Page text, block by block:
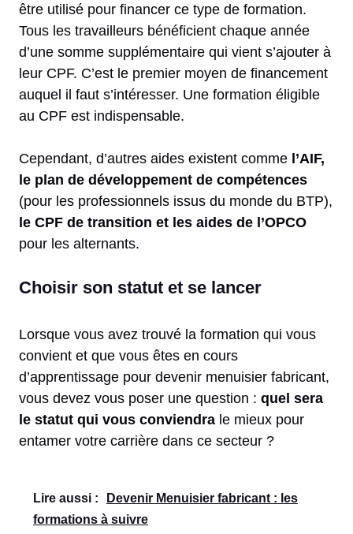
être utilisé pour financer ce type de formation.
Tous les travailleurs bénéficient chaque année
d’une somme supplémentaire qui vient s’ajouter à
leur CPF. C’est le premier moyen de financement
auquel il faut s’intéresser. Une formation éligible
au CPF est indispensable.
Cependant, d’autres aides existent comme l’AIF,
le plan de développement de compétences
(pour les professionnels issus du monde du BTP),
le CPF de transition et les aides de l’OPCO
pour les alternants.
Choisir son statut et se lancer
Lorsque vous avez trouvé la formation qui vous
convient et que vous êtes en cours
d’apprentissage pour devenir menuisier fabricant,
vous devez vous poser une question : quel sera
le statut qui vous conviendra le mieux pour
entamer votre carrière dans ce secteur ?
Lire aussi :
Devenir Menuisier fabricant : les
formations à suivre